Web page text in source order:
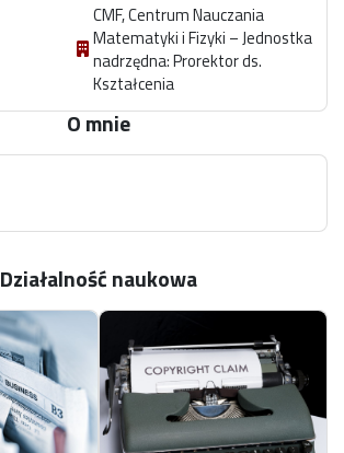
CMF, Centrum Nauczania
Matematyki i Fizyki – Jednostka
nadrzędna: Prorektor ds.
Kształcenia
O mnie
Działalność naukowa